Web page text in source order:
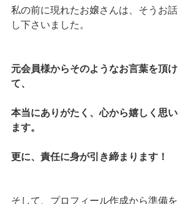
私の前に現れたお嬢さんは、そうお話
し下さいました。
元会員様からそのようなお言葉を頂け
て、
本当にありがたく、心から嬉しく思い
ます。
更に、責任に身が引き締まります！
そして、プロフィール作成から準備を